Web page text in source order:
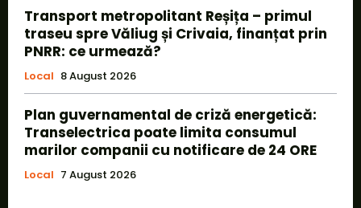
Transport metropolitant Reșița – primul
traseu spre Văliug și Crivaia, finanțat prin
PNRR: ce urmează?
Local 8 August 2026
Plan guvernamental de criză energetică:
Transelectrica poate limita consumul
marilor companii cu notificare de 24 ORE
Local 7 August 2026